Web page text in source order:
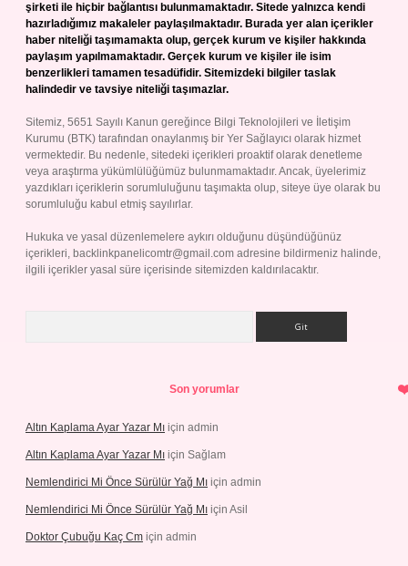
şirketi ile hiçbir bağlantısı bulunmamaktadır. Sitede yalnızca kendi
hazırladığımız makaleler paylaşılmaktadır. Burada yer alan içerikler
haber niteliği taşımamakta olup, gerçek kurum ve kişiler hakkında
paylaşım yapılmamaktadır. Gerçek kurum ve kişiler ile isim
benzerlikleri tamamen tesadüfidir. Sitemizdeki bilgiler taslak
halindedir ve tavsiye niteliği taşımazlar.
Sitemiz, 5651 Sayılı Kanun gereğince Bilgi Teknolojileri ve İletişim
Kurumu (BTK) tarafından onaylanmış bir Yer Sağlayıcı olarak hizmet
vermektedir. Bu nedenle, sitedeki içerikleri proaktif olarak denetleme
veya araştırma yükümlülüğümüz bulunmamaktadır. Ancak, üyelerimiz
yazdıkları içeriklerin sorumluluğunu taşımakta olup, siteye üye olarak bu
sorumluluğu kabul etmiş sayılırlar.
Hukuka ve yasal düzenlemelere aykırı olduğunu düşündüğünüz
içerikleri, backlinkpanelicomtr@gmail.com adresine bildirmeniz halinde,
ilgili içerikler yasal süre içerisinde sitemizden kaldırılacaktır.
Son yorumlar
Altın Kaplama Ayar Yazar Mı için admin
Altın Kaplama Ayar Yazar Mı için Sağlam
Nemlendirici Mi Önce Sürülür Yağ Mı için admin
Nemlendirici Mi Önce Sürülür Yağ Mı için Asil
Doktor Çubuğu Kaç Cm için admin